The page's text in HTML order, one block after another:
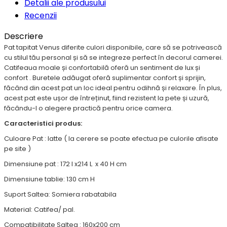
Detalii ale produsului
Recenzii
Descriere
Pat tapitat Venus diferite culori disponibile, care să se potrivească
cu stilul tău personal și să se integreze perfect în decorul camerei.
Catifeaua moale și confortabilă oferă un sentiment de lux și
confort . Buretele adăugat oferă suplimentar confort și sprijin,
făcând din acest pat un loc ideal pentru odihnă și relaxare. În plus,
acest pat este ușor de întreținut, fiind rezistent la pete și uzură,
făcându-l o alegere practică pentru orice camera.
Caracteristici produs:
Culoare Pat : latte ( la cerere se poate efectua pe culorile afisate
pe site )
Dimensiune pat : 172 l x214 L x 40 H cm
Dimensiune tablie: 130 cm H
Suport Saltea: Somiera rabatabila
Material: Catifea/ pal.
Compatibilitate Saltea : 160x200 cm